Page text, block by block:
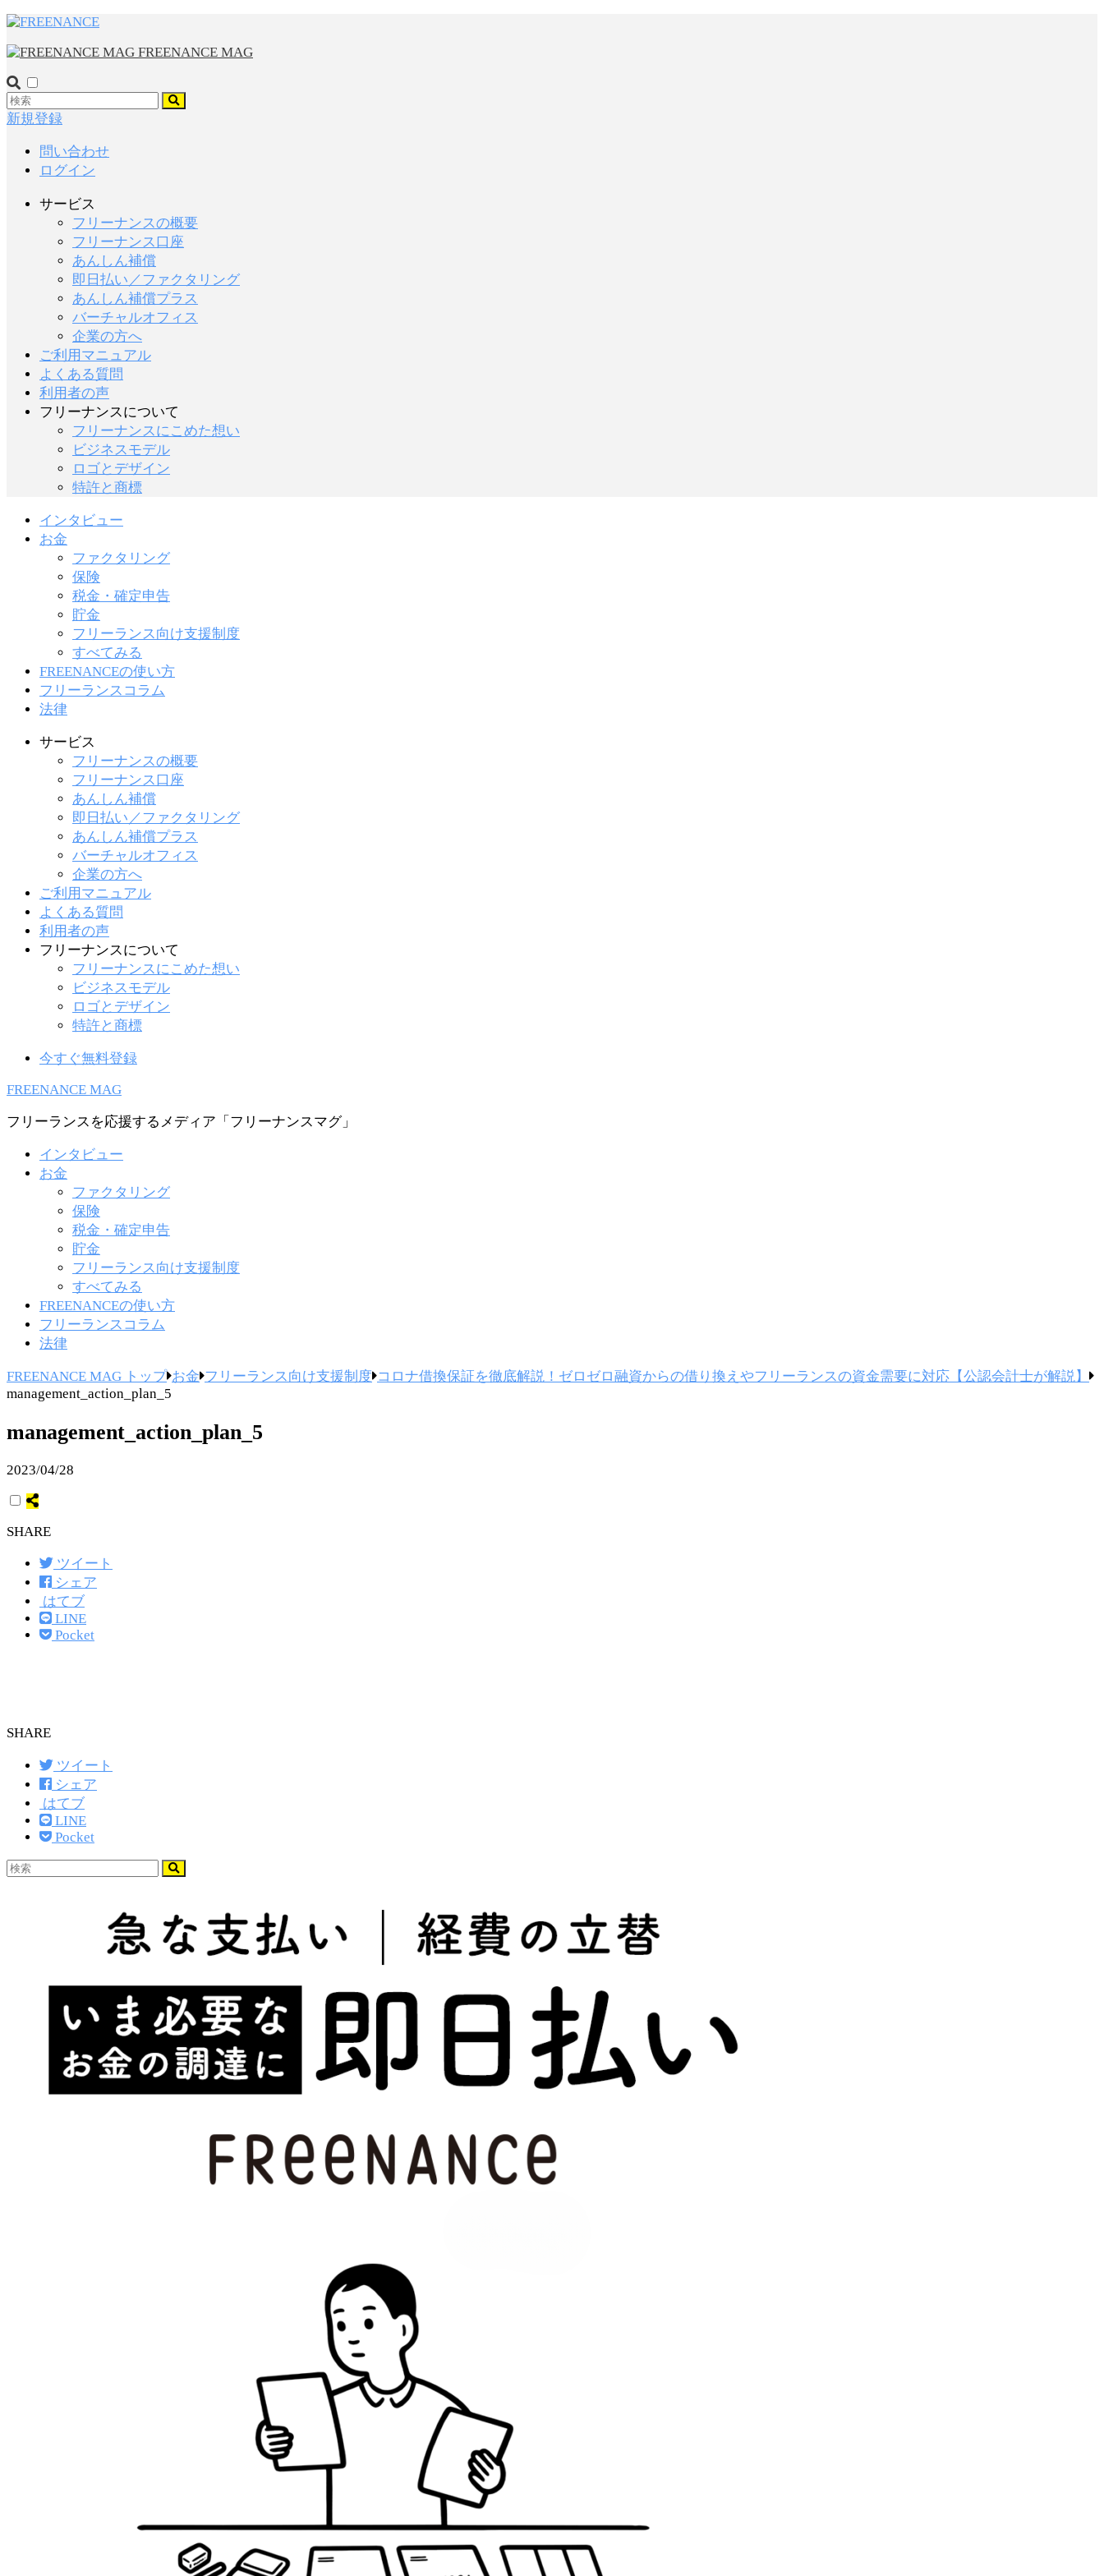
FREENANCE MAG
新規登録
問い合わせ
ログイン
サービス
フリーナンスの概要
フリーナンス口座
あんしん補償
即日払い／ファクタリング
あんしん補償プラス
バーチャルオフィス
企業の方へ
ご利用マニュアル
よくある質問
利用者の声
フリーナンスについて
フリーナンスにこめた想い
ビジネスモデル
ロゴとデザイン
特許と商標
インタビュー
お金
ファクタリング
保険
税金・確定申告
貯金
フリーランス向け支援制度
すべてみる
FREENANCEの使い方
フリーランスコラム
法律
サービス
フリーナンスの概要
フリーナンス口座
あんしん補償
即日払い／ファクタリング
あんしん補償プラス
バーチャルオフィス
企業の方へ
ご利用マニュアル
よくある質問
利用者の声
フリーナンスについて
フリーナンスにこめた想い
ビジネスモデル
ロゴとデザイン
特許と商標
今すぐ無料登録
FREENANCE MAG
フリーランスを応援するメディア「フリーナンスマグ」
インタビュー
お金
ファクタリング
保険
税金・確定申告
貯金
フリーランス向け支援制度
すべてみる
FREENANCEの使い方
フリーランスコラム
法律
FREENANCE MAG トップ お金 フリーランス向け支援制度 コロナ借換保証を徹底解説！ゼロゼロ融資からの借り換えやフリーランスの資金需要に対応【公認会計士が解説】
management_action_plan_5
management_action_plan_5
2023/04/28
SHARE
ツイート
シェア
はてブ
LINE
Pocket
SHARE
ツイート
シェア
はてブ
LINE
Pocket